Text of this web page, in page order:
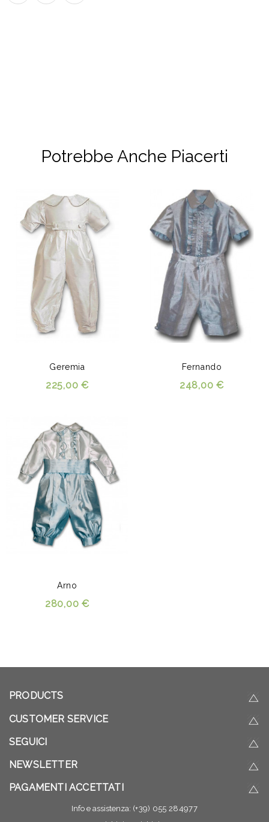
Potrebbe Anche Piacerti
Geremia
225,00 €
Fernando
248,00 €
Arno
280,00 €
PRODUCTS
CUSTOMER SERVICE
SEGUICI
NEWSLETTER
PAGAMENTI ACCETTATI
Info e assistenza: (+39) 055 284977